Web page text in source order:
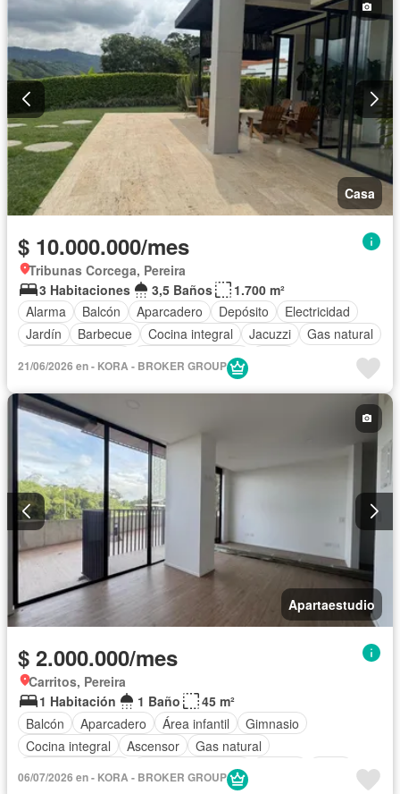
Casa
$ 10.000.000/mes
Tribunas Corcega, Pereira
3 Habitaciones
3,5 Baños
1.700 m²
Alarma
Balcón Aparcadero Depósito
Electricidad
Jardín
Barbecue Cocina integral Jacuzzi
Gas natural
Cuarto de servicio
21/06/2026 en - KORA - BROKER GROUP
Apartaestudio
$ 2.000.000/mes
Carritos, Pereira
1 Habitación
1 Baño
45 m²
Balcón
Aparcadero Área infantil
Gimnasio
Cocina integral
Ascensor
Gas natural
Seguridad privada
06/07/2026 en - KORA - BROKER GROUP